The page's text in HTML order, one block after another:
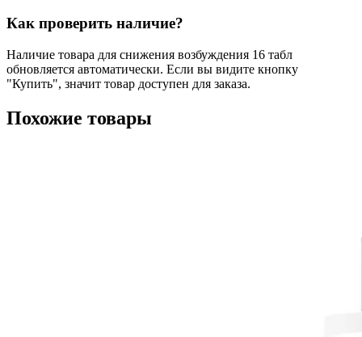
Как проверить наличие?
Наличие товара для снижения возбуждения 16 табл
обновляется автоматически. Если вы видите кнопку
"Купить", значит товар доступен для заказа.
Похожие товары